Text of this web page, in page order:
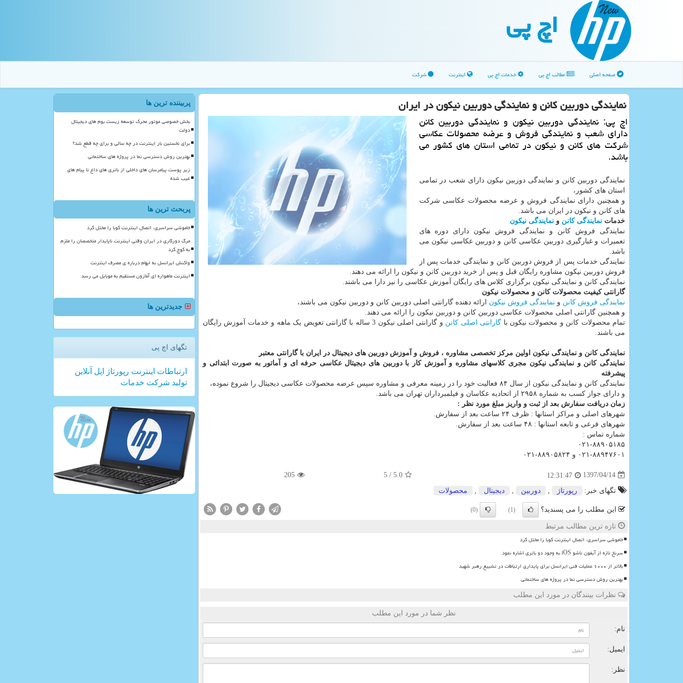
اچ پی
صفحه اصلی مطالب اچ پی خدمات اچ پی اینترنت شرکت
نمایندگی دوربین كانن و نمایندگی دوربین نیكون در ایران
اچ پی: نمایندگی دوربین نیكون و نمایندگی دوربین كانن
دارای شعب و نمایندگی فروش و عرضه محصولات عكاسی
شركت های كانن و نیكون در تمامی استان های كشور می
باشد.
نمایندگی دوربین کانن و نمایندگی دوربین نیکون دارای شعب در تمامی
استان های کشور،
و همچنین دارای نمایندگی فروش و عرضه محصولات عکاسی شرکت
های کانن و نیکون در ایران می باشد.
خدمات نمایندگی کانن و نمایندگی نیکون
نمایندگی فروش کانن و نمایندگی فروش نیکون دارای دوره های
تعمیرات و غبارگیری دوربین عکاسی کانن و دوربین عکاسی نیکون می
باشد.
نمایندگی خدمات پس از فروش دوربین کانن و نمایندگی خدمات پس از
فروش دوربین نیکون مشاوره رایگان قبل و پس از خرید دوربین کانن و نیکون را ارائه می دهند.
نمایندگی کانن و نمایندگی نیکون برگزاری کلاس های رایگان آموزش عکاسی را نیز دارا می باشند.
گارانتی کیفیت محصولات کانن و محصولات نیکون
نمایندگی فروش کانن و نمایندگی فروش نیکون ارائه دهنده گارانتی اصلی دوربین کانن و دوربین نیکون می باشند،
و همچنین گارانتی اصلی محصولات عکاسی دوربین کانن و دوربین نیکون را ارائه می دهند.
تمام محصولات کانن و محصولات نیکون با گارانتی اصلی کانن
و گارانتی اصلی نیکون 3 ساله با گارانتی تعویض یک ماهه و خدمات آموزش رایگان
می باشند.
نمایندگی کانن و نمایندگی نیکون اولین مرکز تخصصی مشاوره ، فروش و آموزش دوربین های دیجیتال در ایران با گارانتی معتبر
نمایندگی کانن و نمایندگی نیکون مجری کلاسهای مشاوره و آموزش کار با دوربین های دیجیتال عکاسی حرفه ای و آماتور به صورت ابتدائی و
پیشرفته
نمایندگی کانن و نمایندگی نیکون از سال ۸۴ فعالیت خود را در زمینه معرفی و مشاوره سپس عرضه محصولات عکاسی دیجیتال را شروع نموده،
و دارای جواز کسب به شماره ۲۹۵۸ از اتحادیه عکاسان و فیلمبرداران تهران می باشد.
زمان دریافت سفارش بعد از ثبت و واریز مبلغ مورد نظر :
شهرهای اصلی و مراکز استانها : ظرف ۲۴ ساعت بعد از سفارش.
شهرهای فرعی و تابعه استانها : ۴۸ ساعت بعد از سفارش.
شماره تماس :
۰۲۱-۸۸۹۰۵۱۸۵
۰۲۱-۸۸۹۴۷۶۰۱ و ۸۸۹۰۵۸۲۴-۰۲۱
1397/04/14
12:31:47
5.0
/ 5
205
تگهای خبر: رپورتاژ دوربین دیجیتال محصولات
این مطلب را می پسندید؟ (1)
(0)
تازه ترین مطالب مرتبط
خاموشی سراسری، اتصال اینترنت کوبا را مختل کرد
سرنخ تازه از آیفون تاشو iOS به وجود دو باتری اشاره نمود
بالاتر از ۶۰۰۰ عملیات فنی ایرانسل برای پایداری ارتباطات در تشییع رهبر شهید
بهترین روش دسترسی نما در پروژه های ساختمانی
نظرات بینندگان در مورد این مطلب
نظر شما در مورد این مطلب
نام:
ایمیل:
نظر:
پربیننده ترین ها
بخش خصوصی موتور محرک توسعه زیست بوم های دیجیتال
دولت
برای نخستین بار اینترنت در چه سالی و برای چه قطع شد؟
بهترین روش دسترسی نما در پروژه های ساختمانی
زیر پوست پیامرسان های داخلی از باتری های داغ تا پیام های
غیب شده
پربحث ترین ها
خاموشی سراسری، اتصال اینترنت کوبا را مختل کرد
مرگ دورکاری در ایران وقتی اینترنت ناپایدار متخصصان را ملزم
به کوچ کرد
واکنش ایرانسل به ابهام درباره ی مصرف اینترنت
اینترنت ماهواره ای آمازون مستقیم به موبایل می رسد
جدیدترین ها
تگهای اچ پی
ارتباطات اینترنت رپورتاژ اپل آنلاین
تولید شركت خدمات